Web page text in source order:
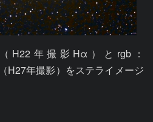
H22年撮影Hα）とrgb：
H27年撮影）をステライメージ